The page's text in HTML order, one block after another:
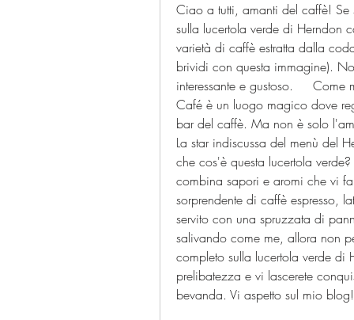
Ciao a tutti, amanti del caffè!
sulla lucertola verde di Herndon
varietà di caffè estratta dalla
brividi con questa immagine).
interessante e gustoso.     Come
Café è un luogo magico dove
bar del caffè. Ma non è solo
La star indiscussa del menù del
che cos'è questa lucertola
combina sapori e aromi che vi
sorprendente di caffè espresso,
servito con una spruzzata di
salivando come me, allora non
completo sulla lucertola verde di
prelibatezza e vi lascerete
bevanda. Vi aspetto sul mio blog!